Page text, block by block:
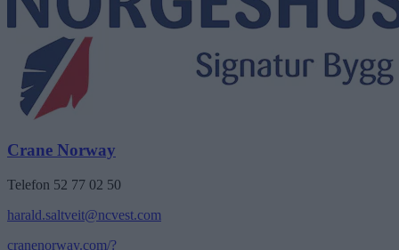
Crane Norway
Telefon 52 77 02 50
harald.saltveit@ncvest.com
cranenorway.com/?